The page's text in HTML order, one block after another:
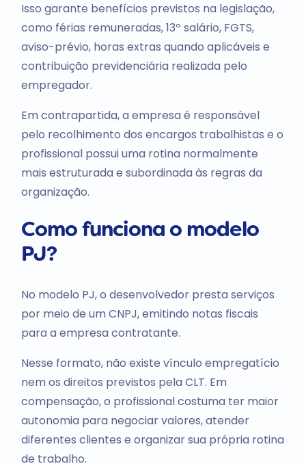
Isso garante benefícios previstos na legislação,
como férias remuneradas, 13º salário, FGTS,
aviso-prévio, horas extras quando aplicáveis e
contribuição previdenciária realizada pelo
empregador.
Em contrapartida, a empresa é responsável
pelo recolhimento dos encargos trabalhistas e o
profissional possui uma rotina normalmente
mais estruturada e subordinada às regras da
organização.
Como funciona o modelo
PJ?
No modelo PJ, o desenvolvedor presta serviços
por meio de um CNPJ, emitindo notas fiscais
para a empresa contratante.
Nesse formato, não existe vínculo empregatício
nem os direitos previstos pela CLT. Em
compensação, o profissional costuma ter maior
autonomia para negociar valores, atender
diferentes clientes e organizar sua própria rotina
de trabalho.